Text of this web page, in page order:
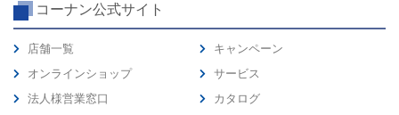
コーナン公式サイト
店舗一覧
オンラインショップ
法人様営業窓口
キャンペーン
サービス
カタログ